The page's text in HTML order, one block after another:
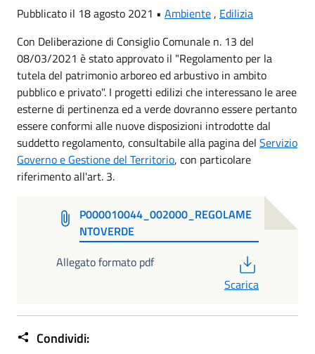
Pubblicato il 18 agosto 2021 • Ambiente, Edilizia
Con Deliberazione di Consiglio Comunale n. 13 del
08/03/2021 è stato approvato il "Regolamento per la
tutela del patrimonio arboreo ed arbustivo in ambito
pubblico e privato". I progetti edilizi che interessano le aree
esterne di pertinenza ed a verde dovranno essere pertanto
essere conformi alle nuove disposizioni introdotte dal
suddetto regolamento, consultabile alla pagina del Servizio
Governo e Gestione del Territorio, con particolare
riferimento all'art. 3.
P000010044_002000_REGOLAME
NTOVERDE
Allegato formato pdf
Scarica
Condividi: